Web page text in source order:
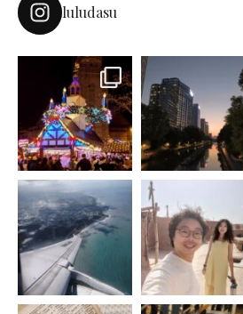
luludasu